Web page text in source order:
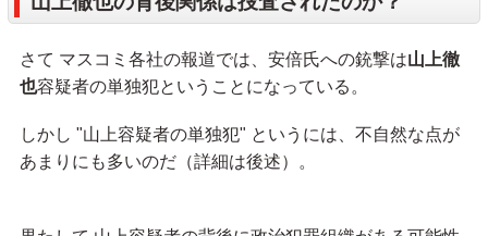
さて マスコミ各社の報道では、安倍氏への銃撃は山上徹
也容疑者の単独犯ということになっている。
しかし "山上容疑者の単独犯" というには、不自然な点が
あまりにも多いのだ（詳細は後述）。